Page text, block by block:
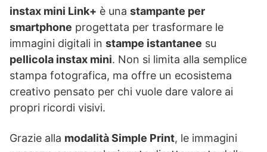
instax mini Link+ è una stampante per
smartphone progettata per trasformare le
immagini digitali in stampe istantanee su
pellicola instax mini. Non si limita alla semplice
stampa fotografica, ma offre un ecosistema
creativo pensato per chi vuole dare valore ai
propri ricordi visivi.
Grazie alla modalità Simple Print, le immagini